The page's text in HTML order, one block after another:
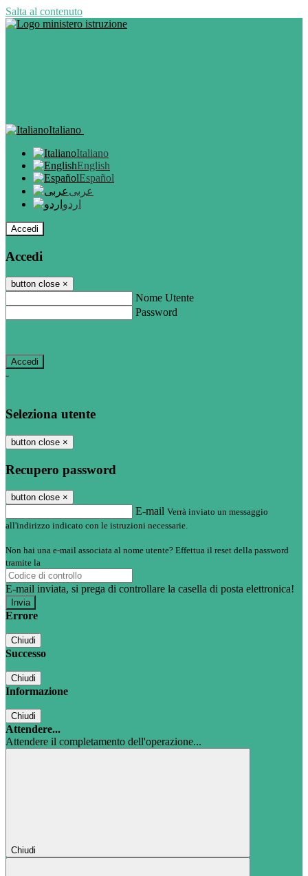
Salta al contenuto
Italiano
Italiano
English
Español
عربى
اردو
Accedi
Accedi
button close ×
Nome Utente
Password
-
Seleziona utente
button close ×
Recupero password
button close ×
E-mail Verrà inviato un messaggio
all'indirizzo indicato con le istruzioni necessarie.
Non hai una e-mail associata al nome utente? Effettua il reset della password
tramite la
E-mail inviata, si prega di controllare la casella di posta elettronica!
Errore
Chiudi
Successo
Chiudi
Informazione
Chiudi
Attendere...
Attendere il completamento dell'operazione...
Chiudi